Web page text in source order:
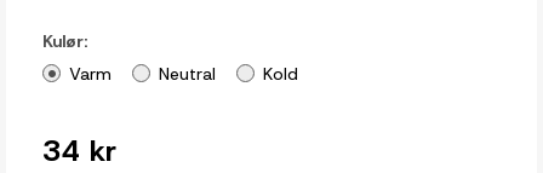
Kulør:
Varm
Neutral Kold
34 kr